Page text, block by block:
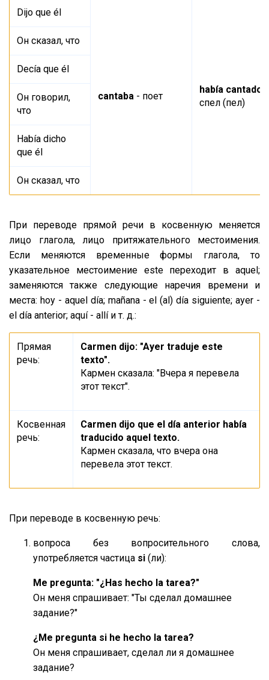
Dijo que él
cantaba - поет
había cantado
спел (пел)
Он сказал, что
Deсía que él
Он говорил,
что
Había dicho
que él
Он сказал, что
При переводе прямой речи в косвенную меняется
лицо глагола, лицо притяжательного местоимения.
Если меняются временные формы глагола, то
указательное местоимение este переходит в aquel;
заменяются также следующие наречия времени и
места: hoy - aquel día; mañana - el (al) día siguiente; ayer -
el día anterior; aquí - allí и т. д.:
Прямая
речь:
Carmen dijo: "Ayer traduje este
texto".
Кармен сказала: "Вчера я перевела
этот текст".
Косвенная
речь:
Carmen dijo que el día anterior había
traducido aquel texto.
Кармен сказала, что вчера она
перевела этот текст.
При переводе в косвенную речь:
вопроса без вопросительного слова,
употребляется частица si (ли):
Me pregunta: "¿Has hecho la tarea?"
Он меня спрашивает: "Ты сделал домашнее
задание?"
¿Me pregunta si he hecho la tarea?
Он меня спрашивает, сделал ли я домашнее
задание?